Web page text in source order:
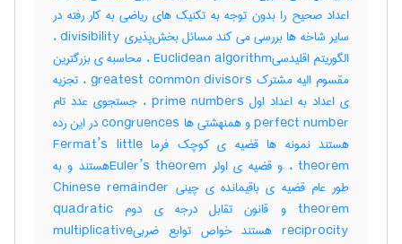
اعداد صحیح را بدون توجه به تکنیک های ریاضی به کار رفته در
سایر شاخه ها بررسی می کند مسائل بخش‌پذیری divisibility ،
الگوریتم اقلیدسیEuclidean algorithm ، محاسبه ی بزرگترین
مقسوم الیه مشترک greatest common divisors ، تجزیه
ی اعداد به اعداد اول prime numbers ، جستجوی عدد تام
perfect number و همنهشتی ها congruences در این رده
هستند نمونه ها قضیه ی کوچک فرما Fermat’s little
theorem ، و قضیه ی اولر Euler’s theoremهستند و به
طور عام قضیه ی باقیمانده ی چینی Chinese remainder
theorem و قانون تقابل درجه ی دوم quadratic
reciprocity هستند خواص توابع ضربیmultiplicative